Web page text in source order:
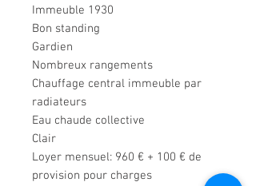
Immeuble 1930
Bon standing
Gardien
Nombreux rangements
Chauffage central immeuble par
radiateurs
Eau chaude collective
Clair
Loyer mensuel: 960 € + 100 € de
provision pour charges